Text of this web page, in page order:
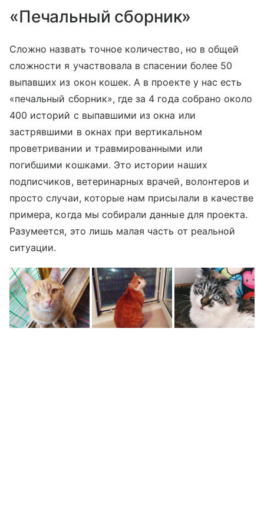
«Печальный сборник»
Сложно назвать точное количество, но в общей
сложности я участвовала в спасении более 50
выпавших из окон кошек. А в проекте у нас есть
«печальный сборник», где за 4 года собрано около
400 историй с выпавшими из окна или
застрявшими в окнах при вертикальном
проветривании и травмированными или
погибшими кошками. Это истории наших
подписчиков, ветеринарных врачей, волонтеров и
просто случаи, которые нам присылали в качестве
примера, когда мы собирали данные для проекта.
Разумеется, это лишь малая часть от реальной
ситуации.